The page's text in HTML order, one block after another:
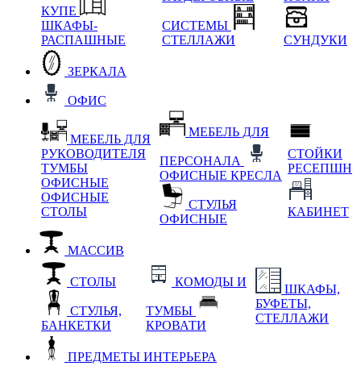
КУПЕ
ШКАФЫ-
РАСПАШНЫЕ
СИСТЕМЫ
СТЕЛЛАЖИ
СУНДУКИ
ЗЕРКАЛА
ОФИС
МЕБЕЛЬ ДЛЯ
РУКОВОДИТЕЛЯ
ТУМБЫ
ОФИСНЫЕ
ОФИСНЫЕ
СТОЛЫ
МЕБЕЛЬ ДЛЯ
ПЕРСОНАЛА
ОФИСНЫЕ КРЕСЛА
СТУЛЬЯ
ОФИСНЫЕ
СТОЙКИ
РЕСЕПШН
КАБИНЕТ
МАССИВ
СТОЛЫ
СТУЛЬЯ,
БАНКЕТКИ
КОМОДЫ И
ТУМБЫ
КРОВАТИ
ШКАФЫ,
БУФЕТЫ,
СТЕЛЛАЖИ
ПРЕДМЕТЫ ИНТЕРЬЕРА